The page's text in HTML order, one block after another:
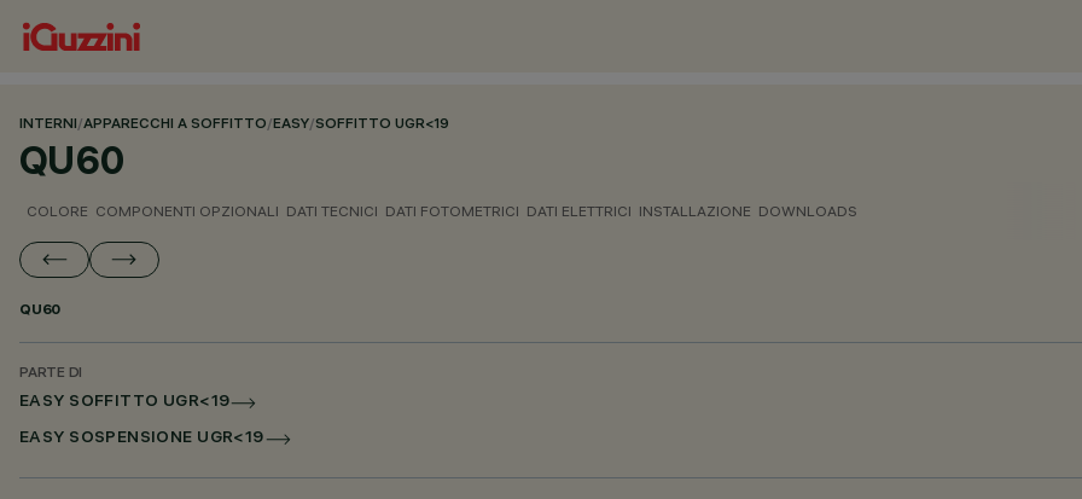
INTERNI/APPARECCHI A SOFFITTO/EASY/SOFFITTO UGR<19
QU60
COLORE COMPONENTI OPZIONALI DATI TECNICI DATI FOTOMETRICI DATI ELETTRICI INSTALLAZIONE DOWNLOADS
QU60
PARTE DI
EASY SOFFITTO UGR<19
EASY SOSPENSIONE UGR<19